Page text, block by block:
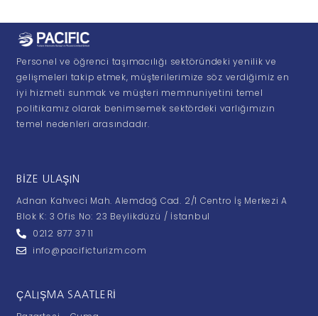
Personel ve öğrenci taşımacılığı sektöründeki yenilik ve
gelişmeleri takip etmek, müşterilerimize söz verdiğimiz en
iyi hizmeti sunmak ve müşteri memnuniyetini temel
politikamız olarak benimsemek sektördeki varlığımızın
temel nedenleri arasındadır.
BIZE ULAŞIN
Adnan Kahveci Mah. Alemdağ Cad. 2/1 Centro İş Merkezi A
Blok K: 3 Ofis No: 23 Beylikdüzü / İstanbul
0212 877 37 11
info@pacificturizm.com
ÇALIŞMA SAATLERI